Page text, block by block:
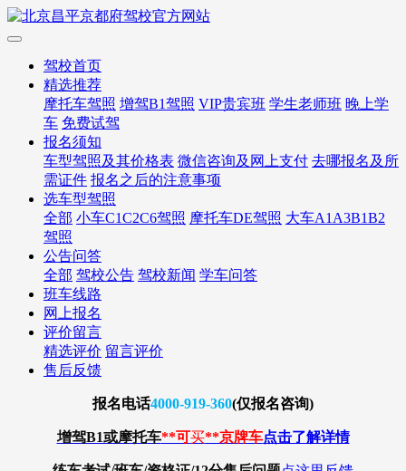
驾校首页
精选推荐
摩托车驾照 增驾B1驾照 VIP贵宾班 学生老师班 晚上学
车 免费试驾
报名须知
车型驾照及其价格表 微信咨询及网上支付 去哪报名及所
需证件 报名之后的注意事项
选车型驾照
全部 小车C1C2C6驾照 摩托车DE驾照 大车A1A3B1B2
驾照
公告问答
全部 驾校公告 驾校新闻 学车问答
班车线路
网上报名
评价留言
精选评价 留言评价
售后反馈
报名电话4000-919-360(仅报名咨询)
增驾B1或摩托车**可买**京牌车点击了解详情